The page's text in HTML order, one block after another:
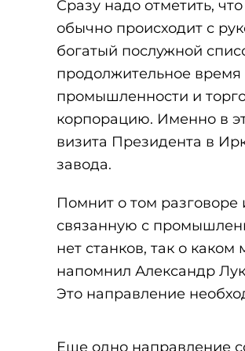
Сразу надо отметить,
обычно происходит с
богатый послужной
продолжительное время
промышленности и
корпорацию. Именно в
визита Президента в
завода.
Помнит о том разговоре
связанную с
нет станков, так о
напомнил Александр
Это направление
Еще одно направление